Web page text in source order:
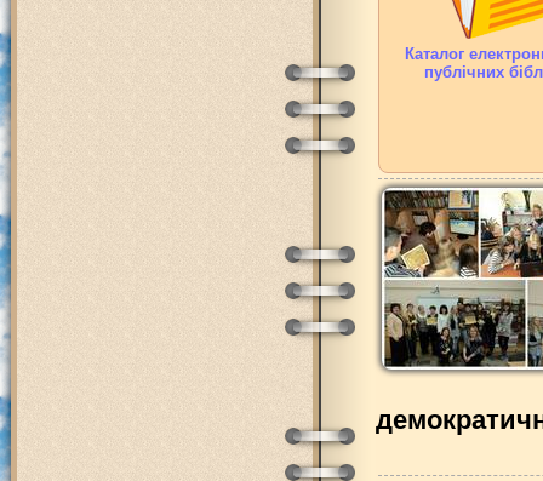
Каталог
публічних